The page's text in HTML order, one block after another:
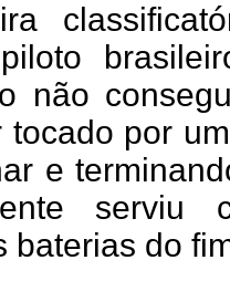
não
tocado por
e
serviu
baterias do